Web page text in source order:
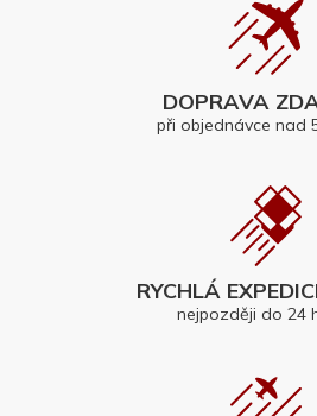
DOPRAVA
při objednávce nad
RYCHLÁ
nejpozději do 24